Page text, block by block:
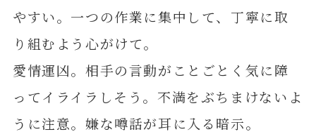
やすい。一つの作業に集中して、丁寧に取
り組むよう心がけて。
愛情運凶。相手の言動がことごとく気に障
ってイライラしそう。不満をぶちまけないよ
うに注意。嫌な噂話が耳に入る暗示。